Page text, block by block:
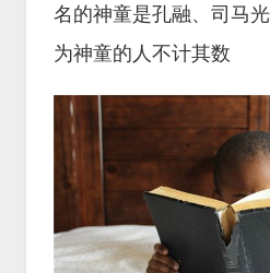
名的神童是孔融、司马
为神童的人不计其数